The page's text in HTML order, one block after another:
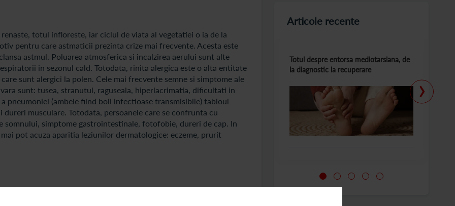
totul infloreste, iar ciclul de viata al vegetatiei o ia de la
pentru care astmaticii prezinta crize mai frecvente. Acesta este
astmul. Poluarea atmosferica si incalzirea aerului sunt alte
in sezonul cald. Totodata, rinita alergica este o alta entitate
sunt alergici la polen. Cele mai frecvente semne si simptome ale
sunt: tusea, stranutul, raguseala, hiperlacrimatia, dificultati in
pneumoniei (ambele fiind boli infectioase transmisibile) tabloul
musculare. Totodata, persoanele care se confrunta cu
simptome gastrointestinale, fotofobie, dureri de cap. In
pot acuza aparitia leziunilor dermatologice: eczeme, prurit
cu venirea primaverii nu trebuie sa disperati. Exista solutii pentru
Articole recente
Totul despre entorsa mediotarsiana, de
la diagnostic la recuperare
›